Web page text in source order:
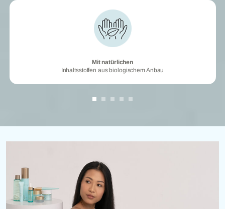
Mit natürlichen
Inhaltsstoffen aus biologischem Anbau
Mit natürlichen
Inhaltsstoffen aus biologischem Anbau